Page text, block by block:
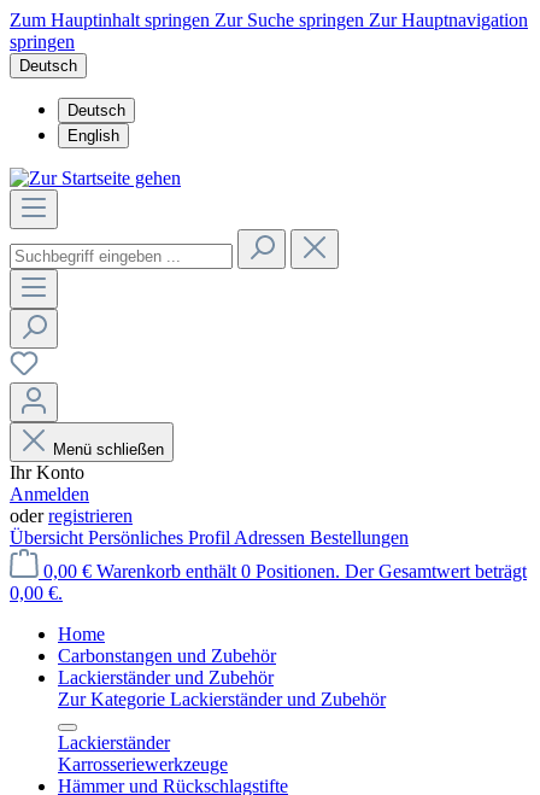
Zum Hauptinhalt springen Zur Suche springen Zur Hauptnavigation
springen
Deutsch
Deutsch
English
Menü schließen
Ihr Konto
Anmelden
oderregistrieren
Übersicht Persönliches Profil Adressen Bestellungen
0,00 € Warenkorb enthält 0 Positionen. Der Gesamtwert beträgt
0,00 €.
Home
Carbonstangen und Zubehör
Lackierständer und Zubehör
Zur Kategorie Lackierständer und Zubehör
Lackierständer
Karrosseriewerkzeuge
Hämmer und Rückschlagstifte